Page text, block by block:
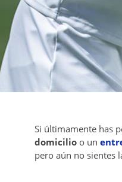
Si últimamente has
domicilio o un
pero aún no sientes